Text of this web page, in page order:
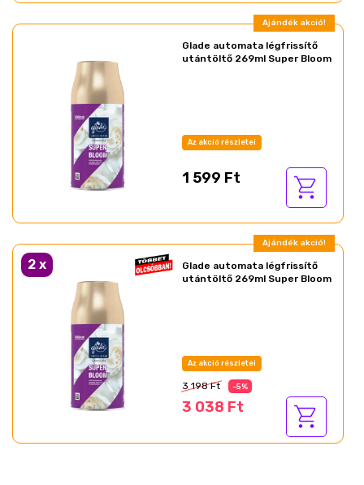
Ajándék akció!
Glade automata légfrissítő
utántöltő 269ml Super Bloom
Az akció részletei
1 599 Ft
Ajándék akció!
2 x
Glade automata légfrissítő
utántöltő 269ml Super Bloom
Az akció részletei
3 198 Ft -5%
3 038 Ft